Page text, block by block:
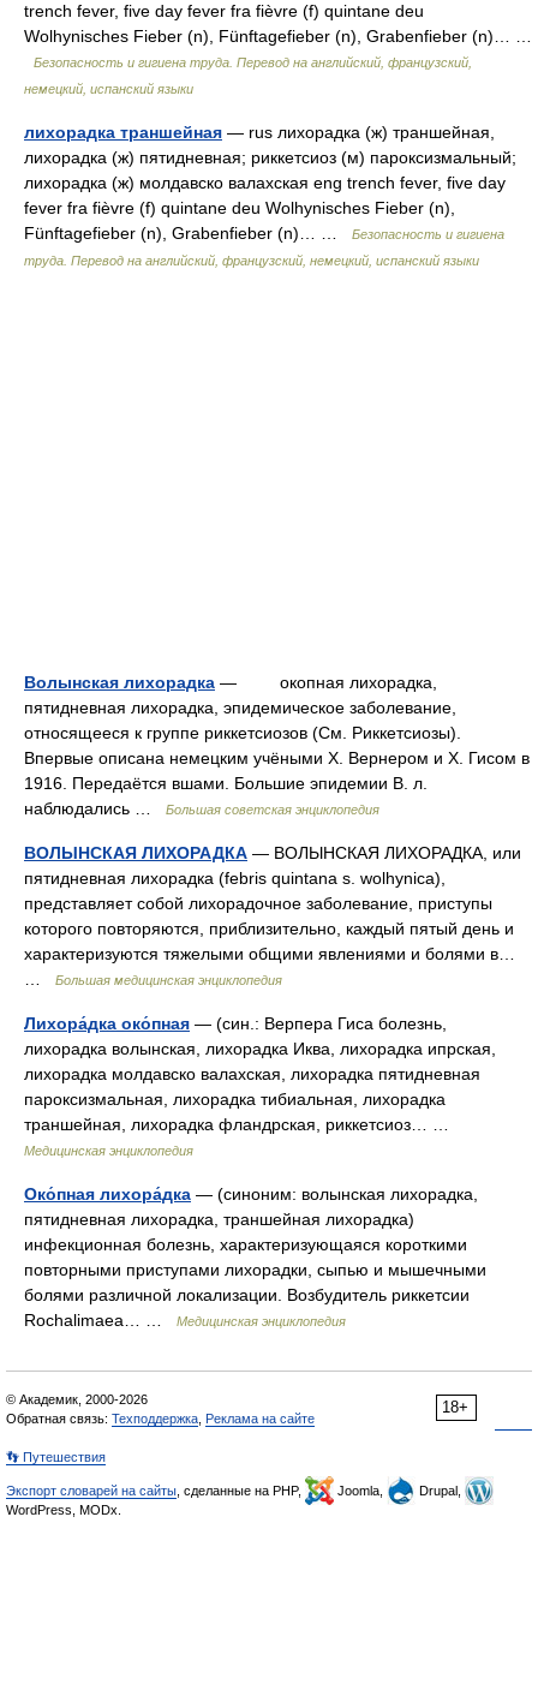
trench fever, five day fever fra fièvre (f) quintane deu
Wolhynisches Fieber (n), Fünftagefieber (n), Grabenfieber (n)… …
Безопасность и гигиена труда. Перевод на английский, французский,
немецкий, испанский языки
лихорадка траншейная — rus лихорадка (ж) траншейная,
лихорадка (ж) пятидневная; риккетсиоз (м) пароксизмальный;
лихорадка (ж) молдавско валахская eng trench fever, five day
fever fra fièvre (f) quintane deu Wolhynisches Fieber (n),
Fünftagefieber (n), Grabenfieber (n)… …
Безопасность и гигиена
труда. Перевод на английский, французский, немецкий, испанский языки
Волынская лихорадка — окопная лихорадка,
пятидневная лихорадка, эпидемическое заболевание,
относящееся к группе риккетсиозов (См. Риккетсиозы).
Впервые описана немецким учёными Х. Вернером и Х. Гисом в
1916. Передаётся вшами. Большие эпидемии В. л.
наблюдались …
Большая советская энциклопедия
ВОЛЫНСКАЯ ЛИХОРАДКА — ВОЛЫНСКАЯ ЛИХОРАДКА, или
пятидневная лихорадка (febris quintana s. wolhynica),
представляет собой лихорадочное заболевание, приступы
которого повторяются, приблизительно, каждый пятый день и
характеризуются тяжелыми общими явлениями и болями в…
Большая медицинская энциклопедия
Лихора́дка око́пная — (син.: Верпера Гиса болезнь,
лихорадка волынская, лихорадка Иква, лихорадка ипрская,
лихорадка молдавско валахская, лихорадка пятидневная
пароксизмальная, лихорадка тибиальная, лихорадка
траншейная, лихорадка фландрская, риккетсиоз… …
Медицинская энциклопедия
Око́пная лихора́дка — (синоним: волынская лихорадка,
пятидневная лихорадка, траншейная лихорадка)
инфекционная болезнь, характеризующаяся короткими
повторными приступами лихорадки, сыпью и мышечными
болями различной локализации. Возбудитель риккетсии
Rochalimaea… …
Медицинская энциклопедия
18+
© Академик, 2000-2026
Обратная связь: Техподдержка Реклама на сайте
👣 Путешествия
Экспорт словарей на сайты , сделанные на PHP, Joomla,
Drupal,
WordPress, MODx.